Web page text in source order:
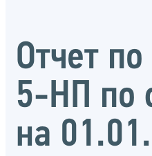
Отчет
5-НП по
на